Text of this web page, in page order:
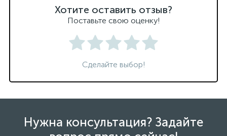
Хотите оставить отзыв?
Поставьте свою оценку!
Сделайте выбор!
Нужна консультация? Задайте